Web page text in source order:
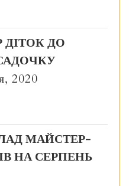
ДІТОК ДО
2020
МАЙСТЕР-
НА СЕРПЕНЬ